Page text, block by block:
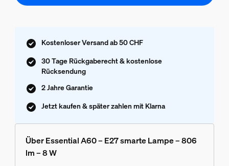
Kostenloser Versand ab 50 CHF
30 Tage Rückgaberecht & kostenlose
Rücksendung
2 Jahre Garantie
Jetzt kaufen & später zahlen mit Klarna
Über Essential A60 – E27 smarte Lampe – 806
lm – 8 W